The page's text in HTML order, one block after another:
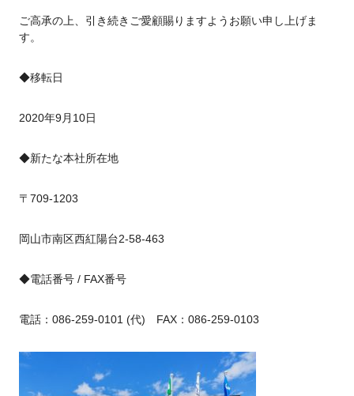
ご高承の上、引き続きご愛顧賜りますようお願い申し上げま
す。
◆移転日
2020年9月10日
◆新たな本社所在地
〒709-1203
岡山市南区西紅陽台2-58-463
◆電話番号 / FAX番号
電話：086-259-0101 (代) FAX：086-259-0103